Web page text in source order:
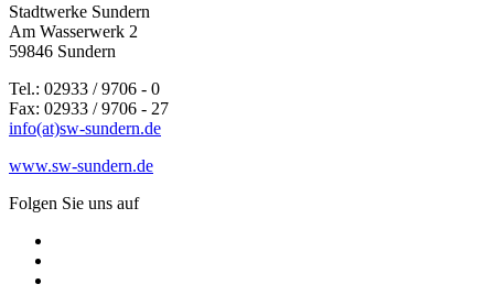
Stadtwerke Sundern
Am Wasserwerk 2
59846 Sundern
Tel.: 02933 / 9706 - 0
Fax: 02933 / 9706 - 27
info(at)sw-sundern.de
www.sw-sundern.de
Folgen Sie uns auf